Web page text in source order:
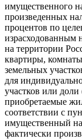
имущественного
произведенных
процентов по
израсходованным
на территории
квартиры,
земельных
для
участков или
приобретаемые
соответствии с
имущественный
фактически